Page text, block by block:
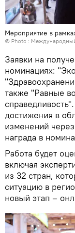
Мероприятие в
© Photo :
Заявки на
номинациях:
также "Равные
достижения в
изменений
награда в
Работа будет
включая
из 32 стран,
ситуацию в
новый этап –